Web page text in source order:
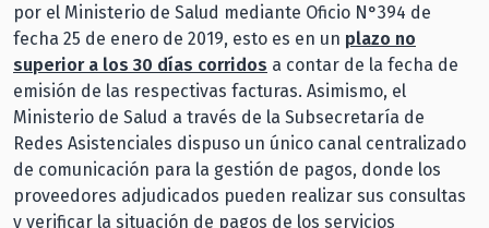
por el Ministerio de Salud mediante Oficio N°394 de
fecha 25 de enero de 2019, esto es en un plazo no
superior a los 30 días corridos a contar de la fecha de
emisión de las respectivas facturas. Asimismo, el
Ministerio de Salud a través de la Subsecretaría de
Redes Asistenciales dispuso un único canal centralizado
de comunicación para la gestión de pagos, donde los
proveedores adjudicados pueden realizar sus consultas
y verificar la situación de pagos de los servicios